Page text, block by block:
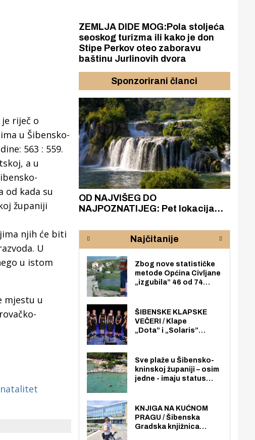
riječ o
u Šibensko-
563 : 559.
a u
od kada su
županiji
njih će biti
U
u istom
mjestu u
natalitet
ZEMLJA DIDE MOG:Pola stoljeća
seoskog turizma ili kako je don
Stipe Perkov oteo zaboravu
baštinu Jurlinovih dvora
Sponzorirani članci
dolazak
izgrađeno
OD NAJVIŠEG DO
NAJPOZNATIJEG: Pet lokacija
rijeke Krke
Najčitanije
Zbog nove statističke
metode Općina Civljane
„izgubila” 46 od 74
nego radno sposobnih
osoba među svojih 170
stanovnika.
ŠIBENSKE KLAPSKE
VEČERI / Klape
„Dota” i „Solaris”
loži
Sve plaže u Šibensko-
kninskoj županiji – osim
jedne - imaju status
općoj upotrebi. Pristup
je slobodan i besplatan
za sve građane i
KNJIGA NA KUĆNOM
PRAGU / Šibenska
Gradska knjižnica